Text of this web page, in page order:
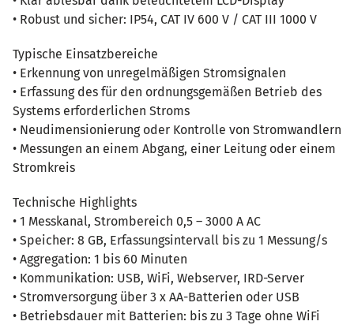
• Robust und sicher: IP54, CAT IV 600 V / CAT III 1000 V
Typische Einsatzbereiche
• Erkennung von unregelmäßigen Stromsignalen
• Erfassung des für den ordnungsgemäßen Betrieb des
Systems erforderlichen Stroms
• Neudimensionierung oder Kontrolle von Stromwandlern
• Messungen an einem Abgang, einer Leitung oder einem
Stromkreis
Technische Highlights
• 1 Messkanal, Strombereich 0,5 – 3000 A AC
• Speicher: 8 GB, Erfassungsintervall bis zu 1 Messung/s
• Aggregation: 1 bis 60 Minuten
• Kommunikation: USB, WiFi, Webserver, IRD-Server
• Stromversorgung über 3 x AA-Batterien oder USB
• Betriebsdauer mit Batterien: bis zu 3 Tage ohne WiFi